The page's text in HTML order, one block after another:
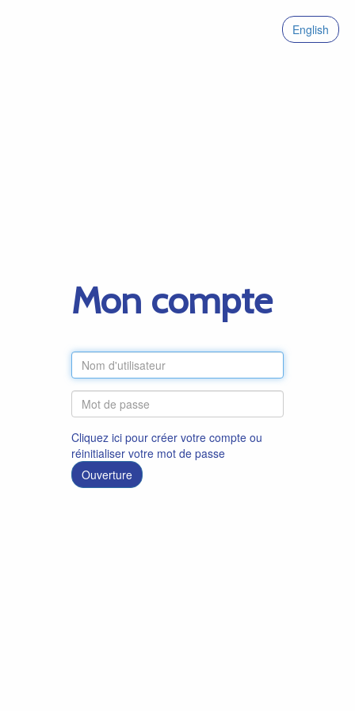
English
Mon compte
Cliquez ici pour créer votre compte ou
réinitialiser votre mot de passe